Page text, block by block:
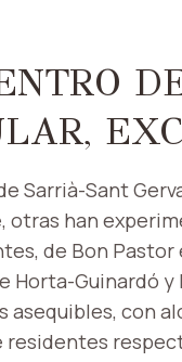
Sarrià-Sant
otras han
de Bon Pastor
Horta-Guinardó y
asequibles, con
residentes